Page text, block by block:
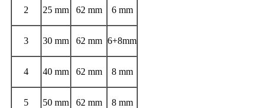
2 25 mm 62 mm 6 mm
3 30 mm 62 mm 6+8mm
4 40 mm 62 mm 8 mm
5 50 mm 62 mm 8 mm